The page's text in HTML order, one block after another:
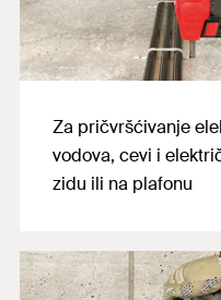
Za pričvršćivanje
vodova, cevi i
zidu ili na plafonu